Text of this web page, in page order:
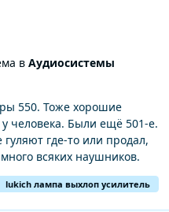
в Аудиосистемы
550. Тоже хорошие
где-то или продал,
много всяких наушников.
lukich лампа выхлоп усилитель